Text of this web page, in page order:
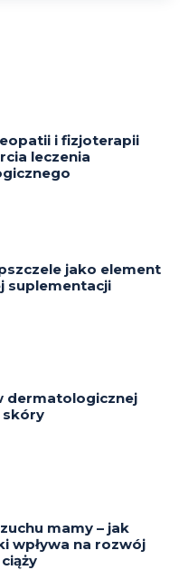
i fizjoterapii
leczenia
jako element
suplementacji
dermatologicznej
skóry
mamy – jak
wpływa na rozwój